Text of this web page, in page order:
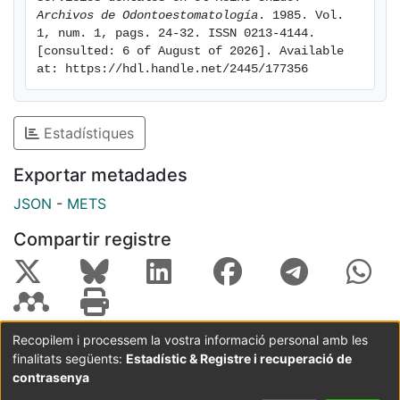
Archivos de Odontoestomatología . 1985. Vol.
1, num. 1, pags. 24-32. ISSN 0213-4144.
[consulted: 6 of August of 2026]. Available
at: https://hdl.handle.net/2445/177356
Estadístiques
Exportar metadades
JSON - METS
Compartir registre
Coordinació:CRAI UB Avís legal
Metadades
subjectes a:
Recopilem i processem la vostra informació personal amb les
finalitats següents: Estadístic & Registre i recuperació de
contrasenya